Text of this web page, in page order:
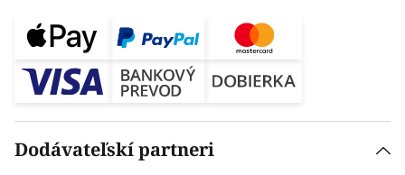
Dodávateľskí partneri